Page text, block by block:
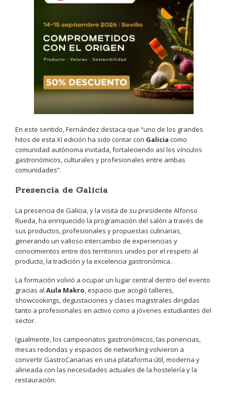
En este sentido, Fernández destaca que “uno de los grandes
hitos de esta XI edición ha sido contar con Galicia como
comunidad autónoma invitada, fortaleciendo así los vínculos
gastronómicos, culturales y profesionales entre ambas
comunidades”.
Presencia de Galicia
La presencia de Galicia, y la visita de su presidente Alfonso
Rueda, ha enriquecido la programación del salón a través de
sus productos, profesionales y propuestas culinarias,
generando un valioso intercambio de experiencias y
conocimientos entre dos territorios unidos por el respeto al
producto, la tradición y la excelencia gastronómica.
La formación volvió a ocupar un lugar central dentro del evento
gracias al Aula Makro, espacio que acogió talleres,
showcookings, degustaciones y clases magistrales dirigidas
tanto a profesionales en activo como a jóvenes estudiantes del
sector.
Igualmente, los campeonatos gastronómicos, las ponencias,
mesas redondas y espacios de networking volvieron a
convertir GastroCanarias en una plataforma útil, moderna y
alineada con las necesidades actuales de la hostelería y la
restauración.